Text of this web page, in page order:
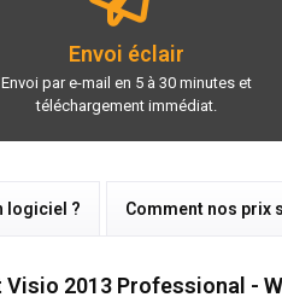
Envoi éclair
Envoi par e-mail en 5 à 30 minutes et
téléchargement immédiat.
logiciel ? Comment nos prix
2013 Professional -